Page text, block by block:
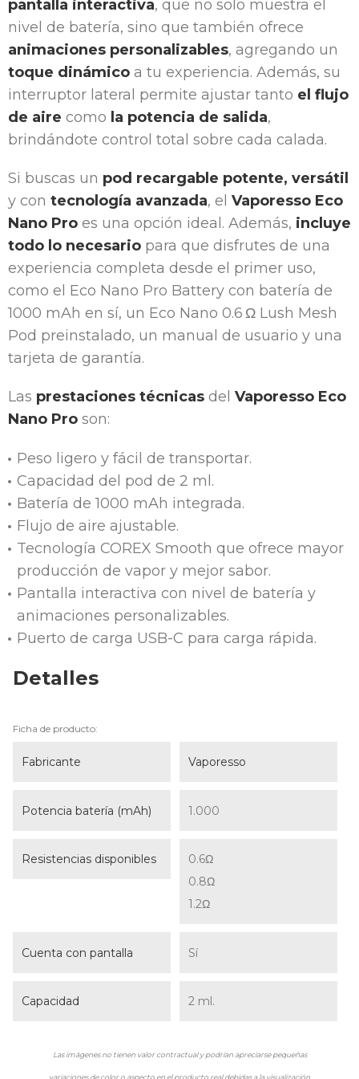
pantalla interactiva, que no solo muestra el
nivel de batería, sino que también ofrece
animaciones personalizables, agregando un
toque dinámico a tu experiencia. Además, su
interruptor lateral permite ajustar tanto el flujo
de aire como la potencia de salida,
brindándote control total sobre cada calada.
Si buscas un pod recargable potente, versátil
y con tecnología avanzada, el Vaporesso Eco
Nano Pro es una opción ideal. Además, incluye
todo lo necesario para que disfrutes de una
experiencia completa desde el primer uso,
como el Eco Nano Pro Battery con batería de
1000 mAh en sí, un Eco Nano 0.6 Ω Lush Mesh
Pod preinstalado, un manual de usuario y una
tarjeta de garantía.
Las prestaciones técnicas del Vaporesso Eco
Nano Pro son:
Peso ligero y fácil de transportar.
Capacidad del pod de 2 ml.
Batería de 1000 mAh integrada.
Flujo de aire ajustable.
Tecnología COREX Smooth que ofrece mayor
producción de vapor y mejor sabor.
Pantalla interactiva con nivel de batería y
animaciones personalizables.
Puerto de carga USB-C para carga rápida.
Detalles
Ficha de producto:
Fabricante Vaporesso
Potencia batería (mAh) 1.000
Resistencias disponibles
0.6Ω
0.8Ω
1.2Ω
Cuenta con pantalla Sí
Capacidad 2 ml.
Las imágenes no tienen valor contractual y podrían apreciarse pequeñas